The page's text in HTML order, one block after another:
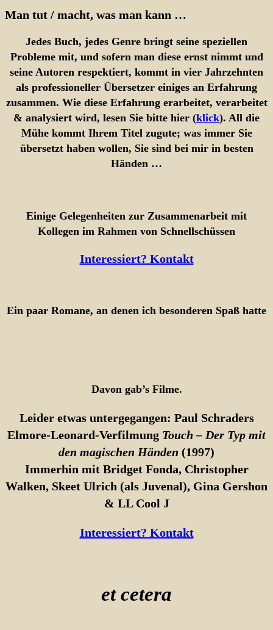
Man tut / macht, was man kann …
Jedes Buch, jedes Genre bringt seine speziellen
Probleme mit, und sofern man diese ernst nimmt und
seine Autoren respektiert, kommt in vier Jahrzehnten
als professioneller Übersetzer einiges an Erfahrung
zusammen. Wie diese Erfahrung erarbeitet, verarbeitet
& analysiert wird, lesen Sie bitte hier (klick). All die
Mühe kommt Ihrem Titel zugute; was immer Sie
übersetzt haben wollen, Sie sind bei mir in besten
Händen …
Einige Gelegenheiten zur Zusammenarbeit mit
Kollegen im Rahmen von Schnellschüssen
Interessiert? Kontakt
Ein paar Romane, an denen ich besonderen Spaß hatte
Davon gab’s Filme.
Leider etwas untergegangen: Paul Schraders
Elmore-Leonard-Verfilmung Touch – Der Typ mit
den magischen Händen (1997)
Immerhin mit Bridget Fonda, Christopher
Walken, Skeet Ulrich (als Juvenal), Gina Gershon
& LL Cool J
Interessiert? Kontakt
et cetera